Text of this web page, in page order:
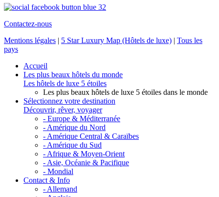
Contactez-nous
Mentions légales | 5 Star Luxury Map (Hôtels de luxe) | Tous les
pays
Accueil
Les plus beaux hôtels du monde
Les hôtels de luxe 5 étoiles
Les plus beaux hôtels de luxe 5 étoiles dans le monde
Sélectionnez votre destination
Découvrir, rêver, voyager
- Europe & Méditerranée
- Amérique du Nord
- Amérique Central & Caraïbes
- Amérique du Sud
- Afrique & Moyen-Orient
- Asie, Océanie & Pacifique
- Mondial
Contact & Info
- Allemand